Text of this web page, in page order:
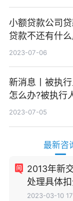
小额贷款公司贷
贷款不还有什么
2023-07-06
新消息丨被执
怎么办?被执行
消除?
2023-07-05
最新咨
2013年新
处理具体
2023-03-10